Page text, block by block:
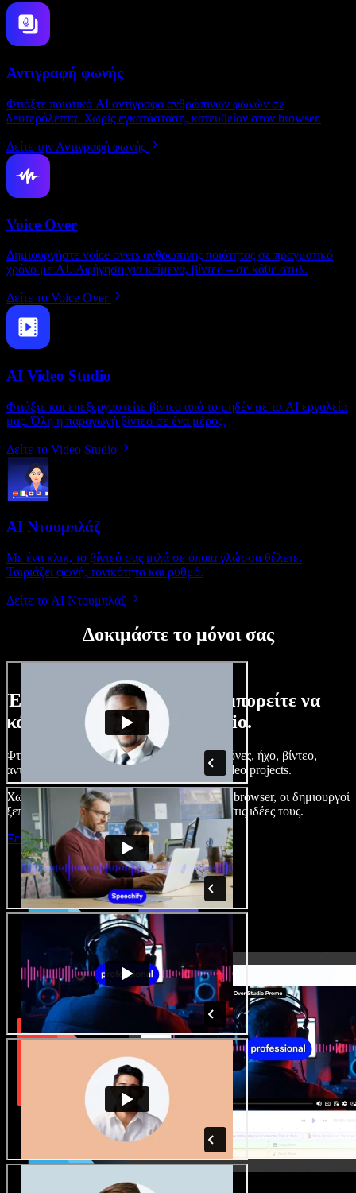
Αντιγραφή φωνής
Φτιάξτε ποιοτικά AI αντίγραφα ανθρώπινων φωνών σε
δευτερόλεπτα. Χωρίς εγκατάσταση, κατευθείαν στον browser.
Δείτε την Αντιγραφή φωνής
Voice Over
Δημιουργήστε voice overs ανθρώπινης ποιότητας σε πραγματικό
χρόνο με AI. Αφήγηση για κείμενα, βίντεο – σε κάθε στυλ.
Δείτε το Voice Over
AI Video Studio
Φτιάξτε και επεξεργαστείτε βίντεο από το μηδέν με τα AI εργαλεία
μας. Όλη η παραγωγή βίντεο σε ένα μέρος.
Δείτε το Video Studio
AI Ντουμπλάζ
Με ένα κλικ, το βίντεό σας μιλά σε όποια γλώσσα θέλετε.
Ταιριάζει φωνή, τονικότητα και ρυθμό.
Δείτε το AI Ντουμπλάζ
Δοκιμάστε το μόνοι σας
Ένα μικρό δείγμα από όσα μπορείτε να
κάνετε με το Speechify Studio.
Φτιάξτε voice overs, προσθέστε δωρεάν εικόνες, ήχο, βίντεο,
αντιγραφή φωνής – ολοκληρωμένα audio/video projects.
Χωρίς καμπύλη εκμάθησης και με όλα στον browser, οι δημιουργοί
ξεπερνούν τα κλασικά όρια και δίνουν ζωή στις ιδέες τους.
Ξεκινήστε με το Studio